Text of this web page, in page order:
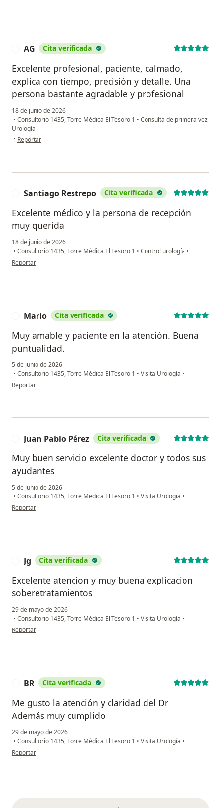
AG Cita verificada
Excelente profesional, paciente, calmado,
explica con tiempo, precisión y detalle. Una
persona bastante agradable y profesional
18 de junio de 2026
• Consultorio 1435, Torre Médica El Tesoro 1 • Consulta de primera vez
Urología
• en opinión del usuario AG
Reportar
Santiago Restrepo Cita verificada
Excelente médico y la persona de recepción
muy querida
18 de junio de 2026
• Consultorio 1435, Torre Médica El Tesoro 1 • Control urología •
en opinión del usuario Santiago Restrepo
Reportar
Mario Cita verificada
Muy amable y paciente en la atención. Buena
puntualidad.
5 de junio de 2026
• Consultorio 1435, Torre Médica El Tesoro 1 • Visita Urología •
en opinión del usuario Mario
Reportar
Juan Pablo Pérez Cita verificada
Muy buen servicio excelente doctor y todos sus
ayudantes
5 de junio de 2026
• Consultorio 1435, Torre Médica El Tesoro 1 • Visita Urología •
en opinión del usuario Juan Pablo Pérez
Reportar
Jg Cita verificada
Excelente atencion y muy buena explicacion
soberetratamientos
29 de mayo de 2026
• Consultorio 1435, Torre Médica El Tesoro 1 • Visita Urología •
en opinión del usuario Jg
Reportar
BR Cita verificada
Me gusto la atención y claridad del Dr
Además muy cumplido
29 de mayo de 2026
• Consultorio 1435, Torre Médica El Tesoro 1 • Visita Urología •
en opinión del usuario BR
Reportar